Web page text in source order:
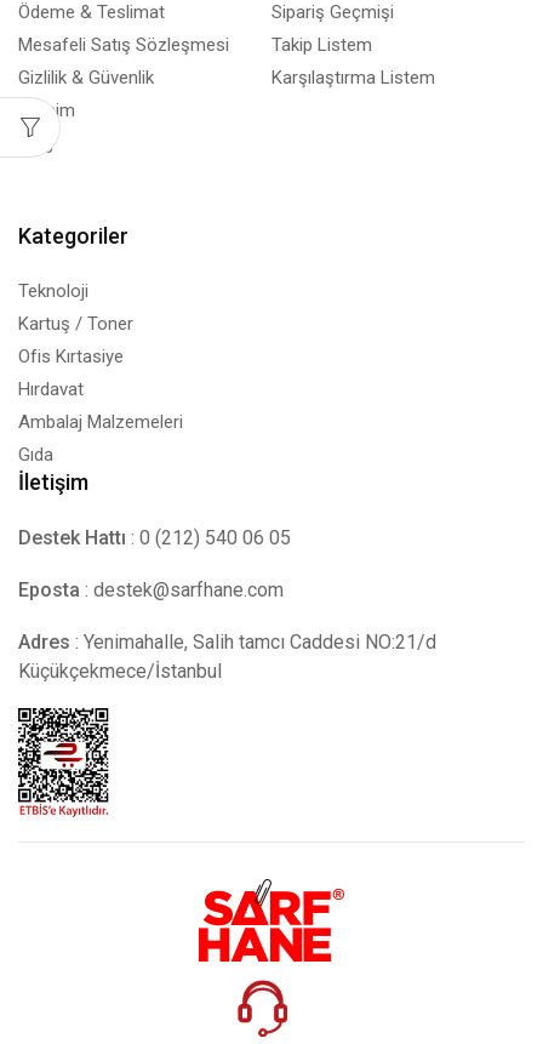
Ödeme & Teslimat
Mesafeli Satış Sözleşmesi
Gizlilik & Güvenlik
İletişim
Blog
Sipariş Geçmişi
Takip Listem
Karşılaştırma Listem
Kategoriler
Teknoloji
Kartuş / Toner
Ofis Kırtasiye
Hırdavat
Ambalaj Malzemeleri
Gıda
İletişim
Destek Hattı : 0 (212) 540 06 05
Eposta : destek@sarfhane.com
Adres : Yenimahalle, Salih tamcı Caddesi NO:21/d
Küçükçekmece/İstanbul